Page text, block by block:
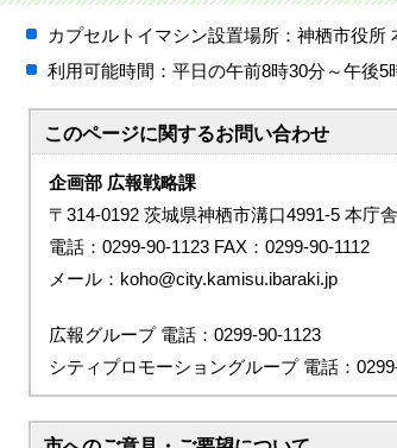
カプセルトイマシン設置場所：神栖市役所
利用可能時間：平日の午前8時30分～午後5
このページに関するお問い合わせ
企画部 広報戦略課
〒314-0192 茨城県神栖市溝口4991-5 本庁
電話：0299-90-1123 FAX：0299-90-1112
メール：koho@city.kamisu.ibaraki.jp
広報グループ 電話：0299-90-1123
シティプロモーショングループ 電話：